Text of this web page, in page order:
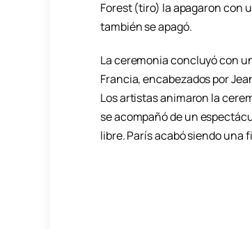
Forest (tiro) la apagaron con
también se apagó.
La ceremonia concluyó con
Francia, encabezados por
Los artistas animaron la
se acompañó de un
libre. París acabó siendo una